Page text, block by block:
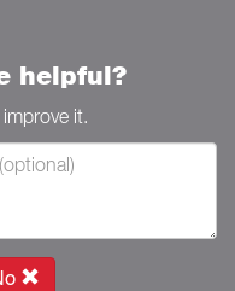
helpful?
it.